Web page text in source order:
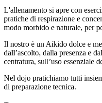
L'allenamento si apre con
pratiche di respirazione e
modo morbido e naturale, per
Il nostro è un Aikido dolce e
dall’ascolto, dalla presenza e
centratura, sull’uso essenziale
Nel dojo pratichiamo tutti
di preparazione tecnica.